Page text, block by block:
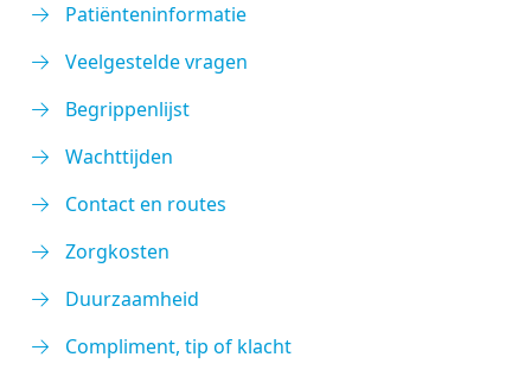
Patiënteninformatie
Veelgestelde vragen
Begrippenlijst
Wachttijden
Contact en routes
Zorgkosten
Duurzaamheid
Compliment, tip of klacht